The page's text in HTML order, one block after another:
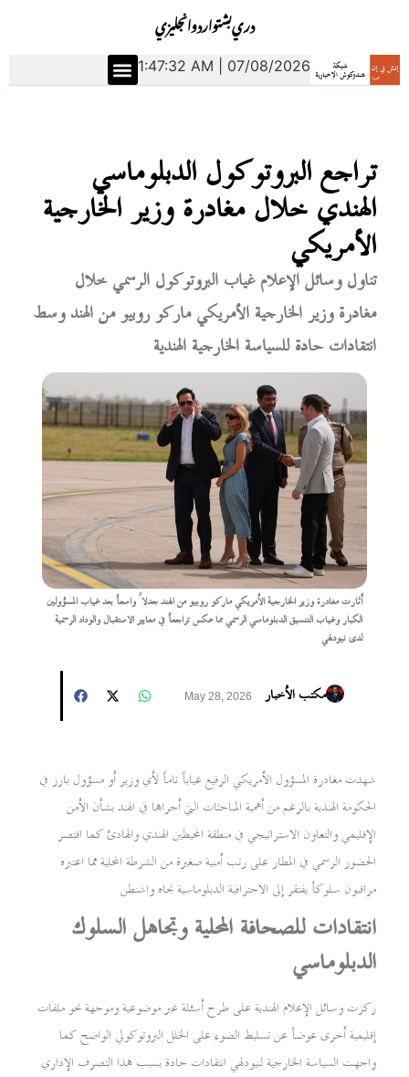
انجليزياردوبشتودري
1:47:33 AM | 07/08/2026
تراجع البروتوكول الدبلوماسي
الهندي خلال مغادرة وزير الخارجية
الأمريكي
تناول وسائل الإعلام غياب البروتوكول الرسمي خلال
مغادرة وزير الخارجية الأمريكي ماركو روبيو من الهند وسط
انتقادات حادة للسياسة الخارجية الهندية
أثارت مغادرة وزير الخارجية الأمريكي ماركو روبيو من الهند جدلاً واسعاً بعد غياب المسؤولين
الكبار وغياب التنسيق الدبلوماسي الرسمي مما عكس تراجعاً في معايير الاستقبال والوداد الرسمية
لدى نيودلهي
مكتب الأخبار May 28, 2026
شهدت مغادرة المسؤول الأمريكي الرفيع غياباً تاماً لأي وزير أو مسؤول بارز في
الحكومة الهندية بالرغم من أهمية المباحثات التي أجراها في الهند بشأن الأمن
الإقليمي والتعاون الاستراتيجي في منطقة المحيطين الهندي والهادئ كما اقتصر
الحضور الرسمي في المطار على رتب أمنية صغيرة من الشرطة المحلية مما اعتبره
مراقبون سلوكاً يفتقر إلى الاحترافية الدبلوماسية تجاه واشنطن
انتقادات للصحافة المحلية وتجاهل السلوك
الدبلوماسي
ركزت وسائل الإعلام الهندية على طرح أسئلة غير موضوعية وموجهة نحو ملفات
إقليمية أخرى عوضاً عن تسليط الضوء على الخلل البروتوكولي الواضح كما
واجهت السياسة الخارجية لنيودلهي انتقادات حادة بسبب هذا التصرف الإداري